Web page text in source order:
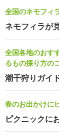
全国のネモフィ
ネモフィラが
全国各地のおす
るもの採り方の
潮干狩りガイ
春のお出かけに
ピクニックに